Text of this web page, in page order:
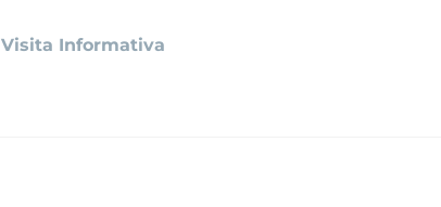
Visita Informativa